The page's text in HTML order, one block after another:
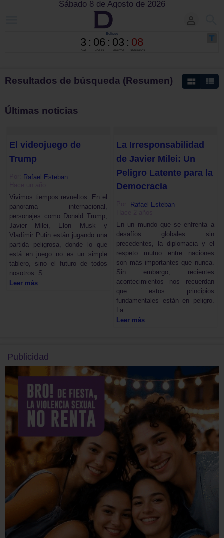
Sábado 8 de Agosto de 2026
Resultados de búsqueda (Resumen)
Últimas noticias
El videojuego de
Trump
Rafael Esteban
Vivimos tiempos revueltos. En el
panorama internacional,
personajes como Donald Trump,
Javier Milei, Elon Musk y
Vladímir Putin están jugando una
partida peligrosa, donde lo que
está en juego no es un simple
tablero, sino el futuro de todos
nosotros. S...
Leer más
La Irresponsabilidad
de Javier Milei: Un
Peligro Latente para la
Democracia
Rafael Esteban
En un mundo que se enfrenta a
desafíos globales sin
precedentes, la diplomacia y el
respeto mutuo entre naciones
son más importantes que nunca.
Sin embargo, recientes
acontecimientos nos recuerdan
que estos principios
fundamentales están en peligro.
La...
Leer más
Publicidad